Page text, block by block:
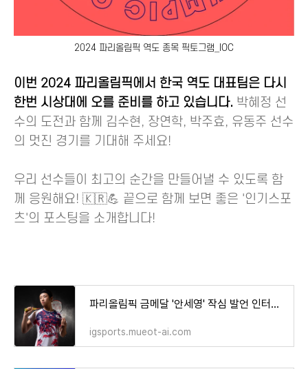
2024 파리올림픽 역도 종목 픽토그램_IOC
이번 2024 파리올림픽에서 한국 역도 대표팀은 다시
한번 시상대에 오를 준비를 하고 있습니다. 박혜정 선
수의 도전과 함께 김수현, 장연학, 박주효, 유동주 선수
의 멋진 경기를 기대해 주세요!
우리 선수들이 최고의 순간을 만들어낼 수 있도록 함
께 응원해요! 🇰🇷💪 끝으로 함께 보면 좋은 '인기스포
츠'의 포스팅을 소개합니다!
파리올림픽 금메달 '안세영' 작심 발언 인터뷰 대한배드민턴협회 논란 총정리 [대표팀 은퇴 선수
igsports.mueot-ai.com